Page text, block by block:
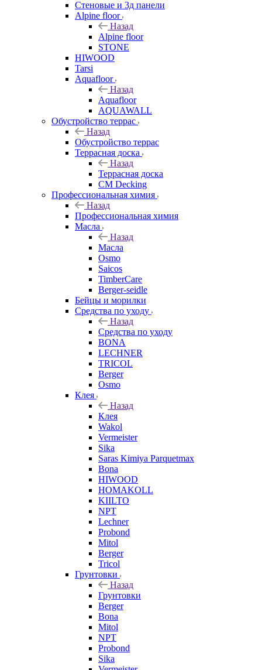
Стеновые и 3д панели
Alpine floor
Назад
Alpine floor
STONE
HIWOOD
Tarsi
Aquafloor
Назад
Aquafloor
AQUAWALL
Обустройство террас
Назад
Обустройство террас
Террасная доска
Назад
Террасная доска
CM Decking
Профессиональная химия
Назад
Профессиональная химия
Масла
Назад
Масла
Osmo
Saicos
TimberCare
Berger-seidle
Бейцы и морилки
Средства по уходу
Назад
Средства по уходу
BONA
LECHNER
TRICOL
Berger
Osmo
Клея
Назад
Клея
Wakol
Vermeister
Sika
Saras Kimiya Parquetmax
Bona
HIWOOD
HOMAKOLL
KIILTO
NPT
Lechner
Probond
Mitol
Berger
Tricol
Грунтовки
Назад
Грунтовки
Berger
Bona
Mitol
NPT
Probond
Sika